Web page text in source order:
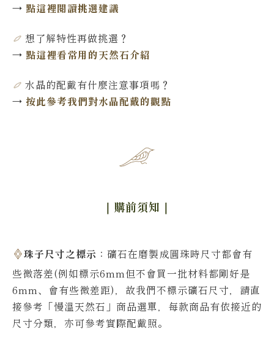
→ 點這裡閱讀挑選建議
想了解特性再做挑選 ？
→ 點這裡看常用的天然石介紹
水晶的配戴有什麼注意事項嗎？
→ 按此參考我們對水晶配戴的觀點
｜購前須知 ｜
珠子尺寸之標示 ：礦石在磨製成圓珠時尺寸都會有
些微落差(例如標示6mm但不會買一批材料都剛好是
6mm、會有些微差距)，故我們不標示礦石尺寸，請直
接參考「慢溫天然石」商品選單，每款商品有依接近的
尺寸分類，亦可參考實際配戴照。